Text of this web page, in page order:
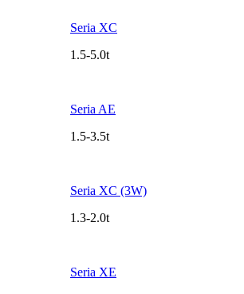
Seria XC
1.5-5.0t
Seria AE
1.5-3.5t
Seria XC (3W)
1.3-2.0t
Seria XE